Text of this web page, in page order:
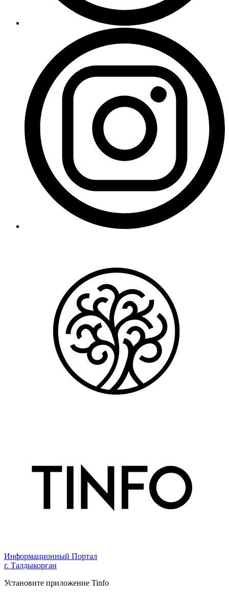
Информационный Портал
г. Талдыкорган
Установите приложение Tinfo